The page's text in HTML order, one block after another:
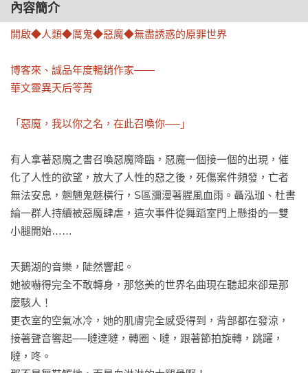
內容簡介
開啟◆人類◆厲鬼◆惡魔◆無盡誘惑的原罪世界
博客來、誠品年度暢銷作家——
華文靈異天后笭菁
「惡魔，我以你之名，在此召喚你──」
有人拿著惡魔之書召喚惡魔降臨，惡魔一個接一個的出現，催
化了人性的欲望，放大了人性的惡之後，死傷案件頻發，亡者
無法安息，魍魎鬼魅橫行，S區瀰漫著腥風血雨。聶泓珈、杜書
綸一群人持續被惡魔肆虐，這次事件從舞蹈室門上懸掛的一雙
小腿開始……
天鵝湖的音樂，陡然響起。
她被嚇得完全不敢轉身，那悠美的世界名曲現在聽起來卻是那
麼駭人！
更衣室的空氣冰冷，她的肌膚完全感受得到，背部都在發涼，
接著聲音響起──噠達噠，轉圈、噠，跟著節拍旋轉，跳躍，
噠，咚。